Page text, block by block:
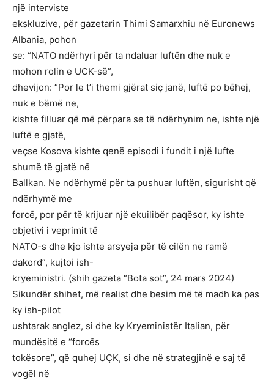
një interviste
ekskluzive, për gazetarin Thimi Samarxhiu në Euronews
Albania, pohon
se: “NATO ndërhyri për ta ndaluar luftën dhe nuk e
mohon rolin e UCK-së”,
dhevijon: “Por le t’i themi gjërat siç janë, luftë po bëhej,
nuk e bëmë ne,
kishte filluar që më përpara se të ndërhynim ne, ishte një
luftë e gjatë,
veçse Kosova kishte qenë episodi i fundit i një lufte
shumë të gjatë në
Ballkan. Ne ndërhymë për ta pushuar luftën, sigurisht që
ndërhymë me
forcë, por për të krijuar një ekuilibër paqësor, ky ishte
objetivi i veprimit të
NATO-s dhe kjo ishte arsyeja për të cilën ne ramë
dakord”, kujtoi ish-
kryeministri. (shih gazeta “Bota sot”, 24 mars 2024)
Sikundër shihet, më realist dhe besim më të madh ka pas
ky ish-pilot
ushtarak anglez, si dhe ky Kryeministër Italian, për
mundësitë e “forcës
tokësore”, që quhej UÇK, si dhe në strategjinë e saj të
vogël në